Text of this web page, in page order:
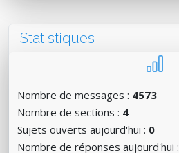
Statistiques
Nombre de messages : 4573
Nombre de sections : 4
Sujets ouverts aujourd'hui : 0
Nombre de réponses aujourd'hui :